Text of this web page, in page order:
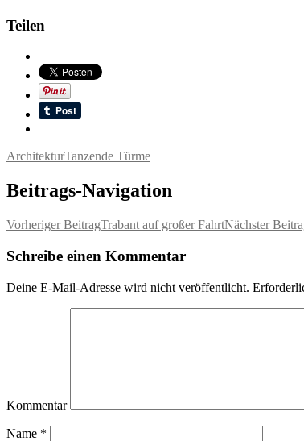
Teilen
ArchitekturTanzende Türme
Beitrags-Navigation
Vorheriger BeitragTrabant auf großer FahrtNächster
Schreibe einen Kommentar
Deine E-Mail-Adresse wird nicht veröffentlicht.
Kommentar
Name *